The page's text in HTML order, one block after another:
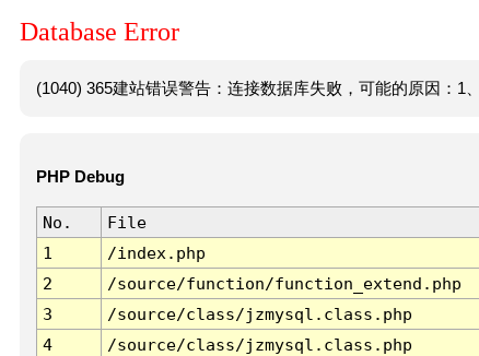
Database Error
(1040) 365建站错误警告：连接数据库失败，可能的原因：1
PHP Debug
No. File
1
/index.php
2
/source/function/function_extend.php
3
/source/class/jzmysql.class.php
4
/source/class/jzmysql.class.php